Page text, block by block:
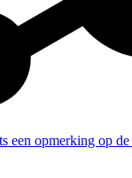
een opmerking op